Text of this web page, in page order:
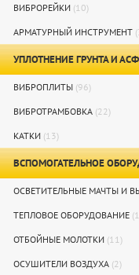
ВИБРОРЕЙКИ (10)
АРМАТУРНЫЙ ИНСТРУМЕНТ
УПЛОТНЕНИЕ ГРУНТА И
ВИБРОПЛИТЫ (96)
ВИБРОТРАМБОВКА (22)
КАТКИ (13)
ВСПОМОГАТЕЛЬНОЕ
ОСВЕТИТЕЛЬНЫЕ МАЧТЫ И
ТЕПЛОВОЕ ОБОРУДОВАНИЕ
ОТБОЙНЫЕ МОЛОТКИ (11)
ОСУШИТЕЛИ ВОЗДУХА (2)